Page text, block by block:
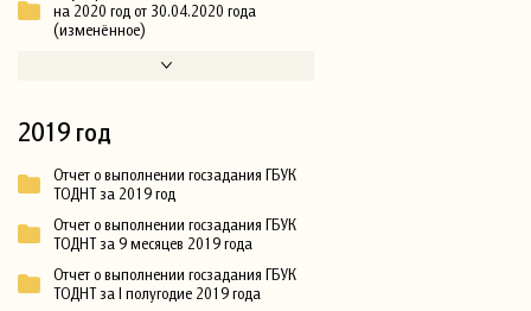
на 2020 год от 30.04.2020 года
(изменённое)
2019 год
Отчет о выполнении госзадания ГБУК
ТОДНТ за 2019 год
Отчет о выполнении госзадания ГБУК
ТОДНТ за 9 месяцев 2019 года
Отчет о выполнении госзадания ГБУК
ТОДНТ за I полугодие 2019 года